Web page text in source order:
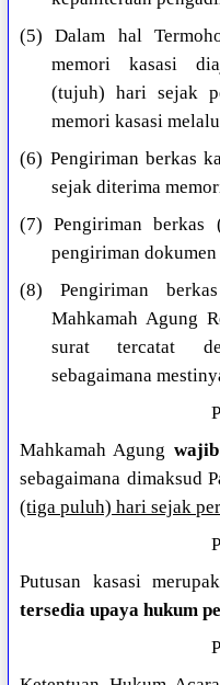
(5) Dalam hal
memori kasasi
(tujuh) hari sejak
memori kasasi
(6) Pengiriman berkas
sejak diterima
(7) Pengiriman berkas
pengiriman
(8) Pengiriman
Mahkamah Agung
surat tercatat
sebagaimana
Mahkamah Agung
sebagaimana dimaksud
(tiga puluh) hari sejak
Putusan kasasi
tersedia upaya hukum